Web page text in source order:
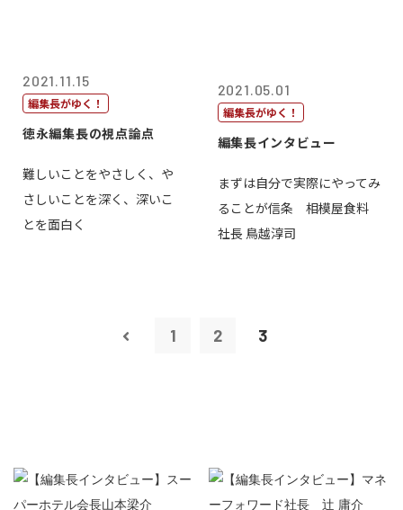
2021.11.15
編集長がゆく！
徳永編集長の視点論点
難しいことをやさしく、や
さしいことを深く、深いこ
とを面白く
2021.05.01
編集長がゆく！
編集長インタビュー
まずは自分で実際にやってみ
ることが信条 相模屋食料
社長 鳥越淳司
1 2 3